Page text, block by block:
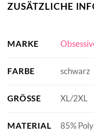
ZUSÄTZLICHE
MARKE
FARBE schwarz
GRÖSSE XL/2XL
MATERIAL 85%